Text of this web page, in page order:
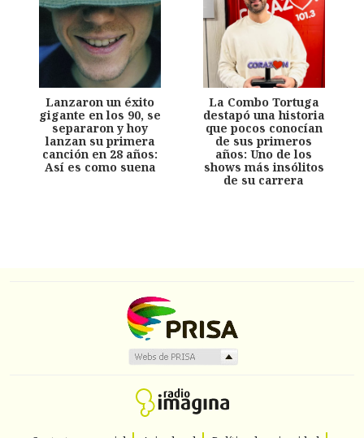
Lanzaron un éxito
gigante en los 90, se
separaron y hoy
lanzan su primera
canción en 28 años:
Así es como suena
La Combo Tortuga
destapó una historia
que pocos conocían
de sus primeros
años: Uno de los
shows más insólitos
de su carrera